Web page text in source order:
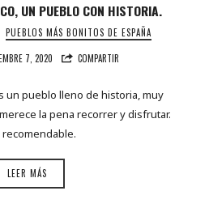
UN PUEBLO CON HISTORIA.
PUEBLOS MÁS BONITOS DE ESPAÑA
7, 2020 COMPARTIR
un pueblo lleno de historia, muy
la pena recorrer y disfrutar.
recomendable.
LEER MÁS